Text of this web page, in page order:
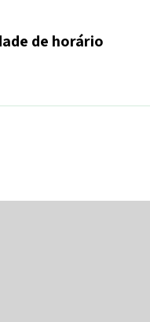
de horário